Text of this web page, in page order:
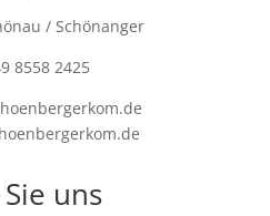
/ Schönanger
8558 2425
uns